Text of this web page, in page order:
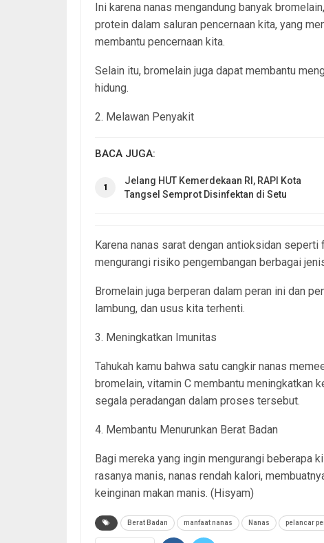
Ini karena nanas mengandung banyak
protein dalam saluran pencernaan kita, yang
membantu pencernaan kita.
Selain itu, bromelain juga dapat membantu
hidung.
2. Melawan Penyakit
BACA JUGA:
1
Jelang HUT Kemerdekaan RI, RAPI Kota
Tangsel Semprot Disinfektan di Setu
Karena nanas sarat dengan antioksidan
mengurangi risiko pengembangan berbagai
Bromelain juga berperan dalam peran ini dan
lambung, dan usus kita terhenti.
3. Meningkatkan Imunitas
Tahukah kamu bahwa satu cangkir nanas
bromelain, vitamin C membantu meningkatkan
segala peradangan dalam proses tersebut.
4. Membantu Menurunkan Berat Badan
Bagi mereka yang ingin mengurangi beberapa
rasanya manis, nanas rendah kalori,
keinginan makan manis. (Hisyam)
Berat Badan manfaat nanas Nanas pelancar